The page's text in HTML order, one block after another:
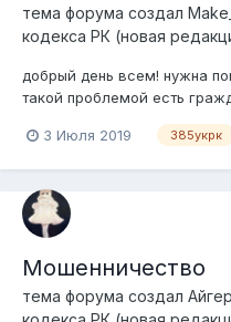
тема форума создал
кодекса РК (новая
добрый день всем! нужна
такой проблемой есть
документы которые были
3 Июля 2019 385укрк
Мошенничество
тема форума создал